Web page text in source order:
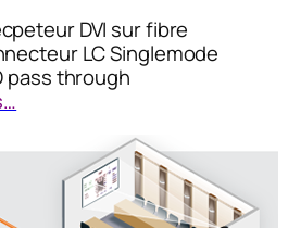
DVI sur fibre
LC Singlemode
pass through